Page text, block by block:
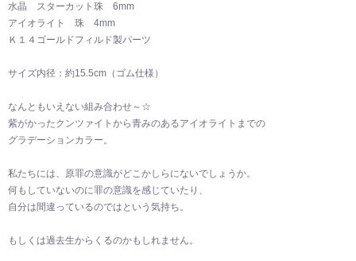
水晶 スターカット珠 6mm
アイオライト 珠 4mm
Ｋ１４ゴールドフィルド製パーツ
サイズ内径：約15.5cm（ゴム仕様）
なんともいえない組み合わせ～☆
紫がかったクンツァイトから青みのあるアイオライトまでの
グラデーションカラー。
私たちには、原罪の意識がどこかしらにないでしょうか。
何もしていないのに罪の意識を感じていたり、
自分は間違っているのではという気持ち。
もしくは過去生からくるのかもしれません。